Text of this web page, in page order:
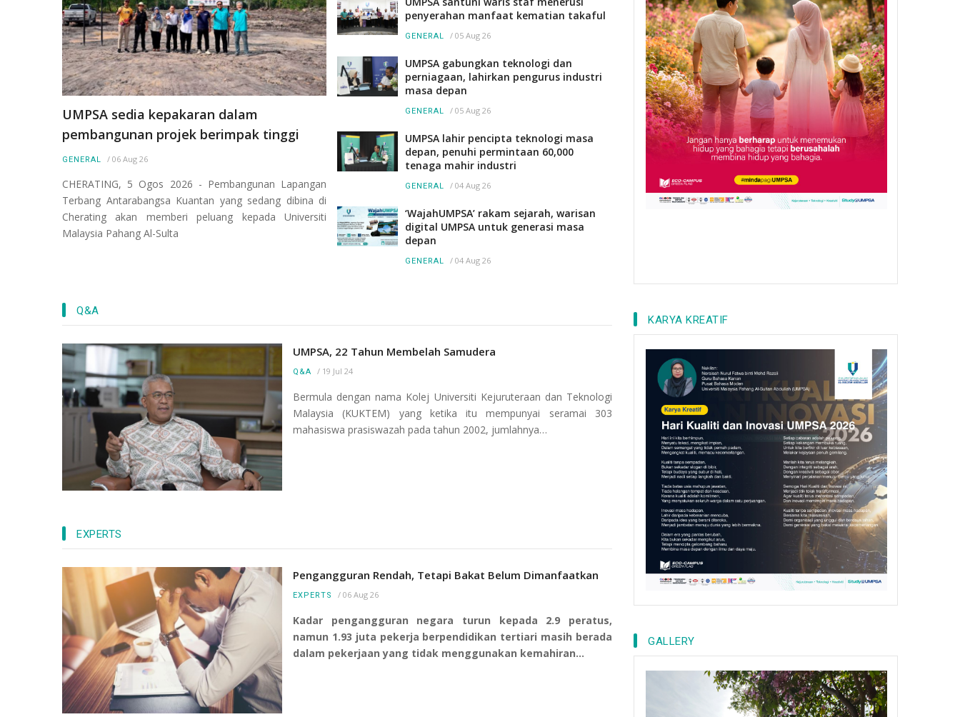
dan perniagaan, lahirkan
pengurus industri masa
depan
GENERAL 05 Aug 26
UMPSA sedia kepakaran dalam
pembangunan projek berimpak tinggi
GENERAL / 06 Aug 26
CHERATING, 5 Ogos 2026 - Pembangunan Lapangan
Terbang Antarabangsa Kuantan yang sedang dibina di
Cherating akan memberi peluang kepada Universiti
Malaysia Pahang Al-Sulta
penyerahan manfaat kematian takaful
GENERAL / 05 Aug 26
UMPSA gabungkan teknologi dan
perniagaan, lahirkan pengurus industri
masa depan
GENERAL / 05 Aug 26
UMPSA lahir pencipta teknologi masa
depan, penuhi permintaan 60,000
tenaga mahir industri
GENERAL / 04 Aug 26
‘WajahUMPSA’ rakam sejarah, warisan
digital UMPSA untuk generasi masa
depan
GENERAL / 04 Aug 26
Q&A
UMPSA, 22 Tahun Membelah Samudera
Q&A / 19 Jul 24
Bermula dengan nama Kolej Universiti Kejuruteraan dan Teknologi
Malaysia (KUKTEM) yang ketika itu mempunyai seramai 303
mahasiswa prasiswazah pada tahun 2002, jumlahnya…
EXPERTS
Pengangguran Rendah, Tetapi Bakat Belum Dimanfaatkan
EXPERTS / 06 Aug 26
Kadar pengangguran negara turun kepada 2.9 peratus,
namun 1.93 juta pekerja berpendidikan tertiari masih berada
dalam pekerjaan yang tidak menggunakan kemahiran…
KARYA KREATIF
GALLERY